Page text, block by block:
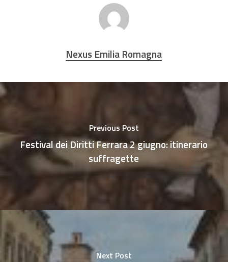
Nexus Emilia Romagna
Previous Post
Festival dei Diritti Ferrara 2 giugno: itinerario
suffragette
Next Post